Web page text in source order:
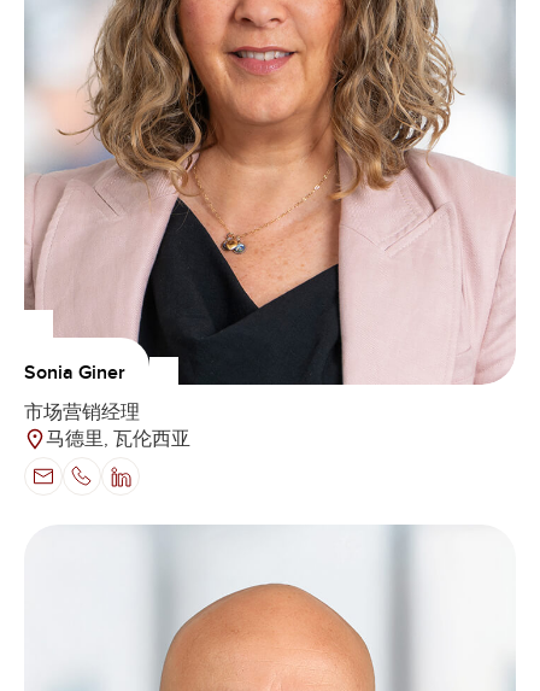
Sonia Giner
市场营销经理
马德里, 瓦伦西亚